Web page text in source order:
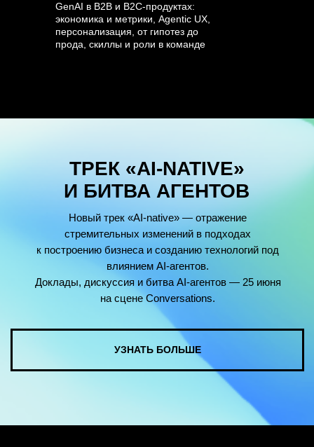
GenAI в B2B и B2C-продуктах:
экономика и метрики, Agentic UX,
персонализация, от гипотез до
прода, скиллы и роли в команде